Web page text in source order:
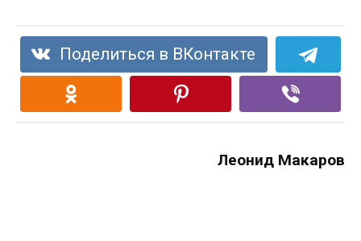
Поделиться в ВКонтакте
Леонид Макаров